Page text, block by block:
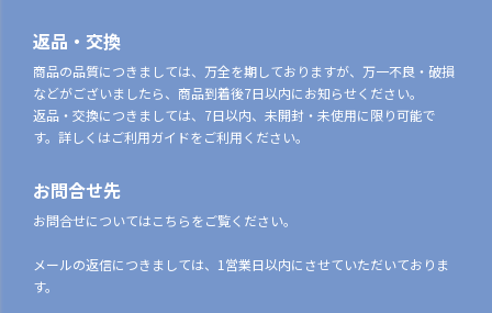
返品・交換
商品の品質につきましては、万全を期しておりますが、万一不良・破損
などがございましたら、商品到着後7日以内にお知らせください。
返品・交換につきましては、7日以内、未開封・未使用に限り可能で
す。詳しくはご利用ガイドをご利用ください。
お問合せ先
お問合せについてはこちらをご覧ください。
メールの返信につきましては、1営業日以内にさせていただいておりま
す。